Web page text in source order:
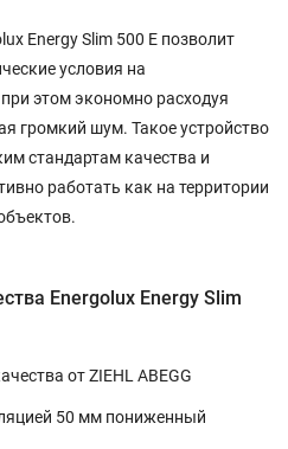
Energy Slim 500 E позволит
условия на
этом экономно расходуя
громкий шум. Такое устройство
стандартам качества и
работать как на территории
Energolux Energy Slim
от ZIEHL ABEGG
50 мм пониженный